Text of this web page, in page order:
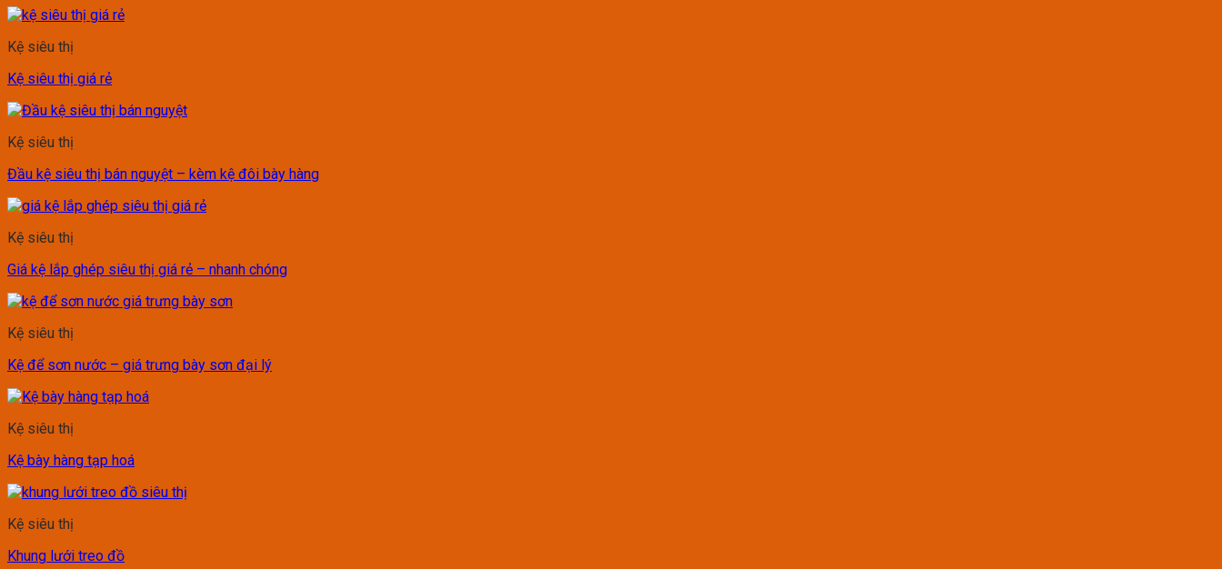
Kệ siêu thị
Kệ siêu thị giá rẻ
Kệ siêu thị
Đầu kệ siêu thị bán nguyệt – kèm kệ đôi bày hàng
Kệ siêu thị
Giá kệ lắp ghép siêu thị giá rẻ – nhanh chóng
Kệ siêu thị
Kệ để sơn nước – giá trưng bày sơn đại lý
Kệ siêu thị
Kệ bày hàng tạp hoá
Kệ siêu thị
Khung lưới treo đồ